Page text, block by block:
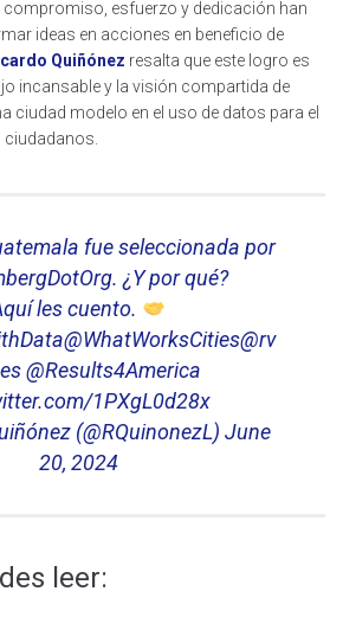
esfuerzo y dedicación han
ideas en acciones en beneficio de
Quiñónez resalta que este logro es
incansable y la visión compartida de
ciudad modelo en el uso de datos para el
fue seleccionada por
. ¿Y por qué?
les cuento.
@WhatWorksCities@rv
@Results4America
1PXgL0d28x
(@RQuinonezL) June
20, 2024
leer: